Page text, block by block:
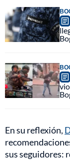
En su reflexión,
sus seguidores: